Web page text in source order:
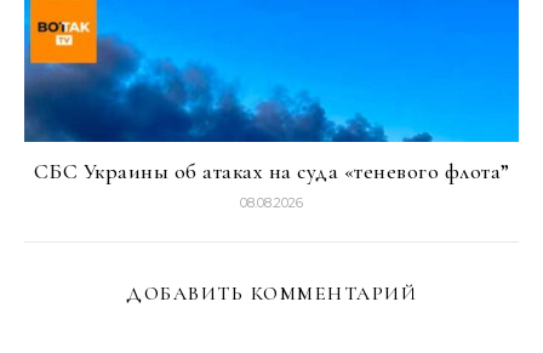
СБС Украины об атаках на суда «теневого флота”
08.08.2026
ДОБАВИТЬ КОММЕНТАРИЙ